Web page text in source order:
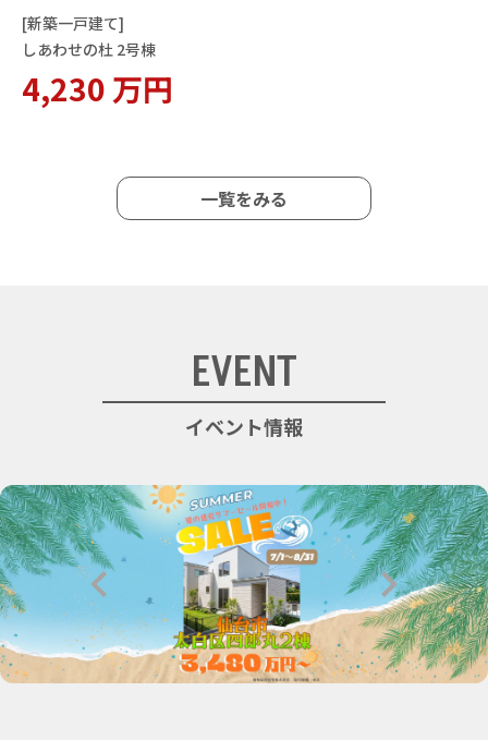
[新築一戸建て]
しあわせの杜 2号棟
4,230 万円
一覧をみる
EVENT
イベント情報